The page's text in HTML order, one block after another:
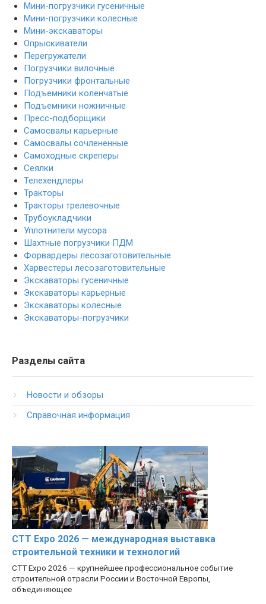
Мини-погрузчики гусеничные
Мини-погрузчики колесные
Мини-экскаваторы
Опрыскиватели
Перегружатели
Погрузчики вилочные
Погрузчики фронтальные
Подъемники коленчатые
Подъемники ножничные
Пресс-подборщики
Самосвалы карьерные
Самосвалы сочлененные
Самоходные скреперы
Сеялки
Телехендлеры
Тракторы
Тракторы трелевочные
Трубоукладчики
Уплотнители мусора
Шахтные погрузчики ПДМ
Форвардеры лесозаготовительные
Харвестеры лесозаготовительные
Экскаваторы гусеничные
Экскаваторы карьерные
Экскаваторы колёсные
Экскаваторы-погрузчики
Разделы сайта
Новости и обзоры
Справочная информация
CTT Expo 2026 — международная выставка
строительной техники и технологий
CTT Expo 2026 — крупнейшее профессиональное событие
строительной отрасли России и Восточной Европы,
объединяющее